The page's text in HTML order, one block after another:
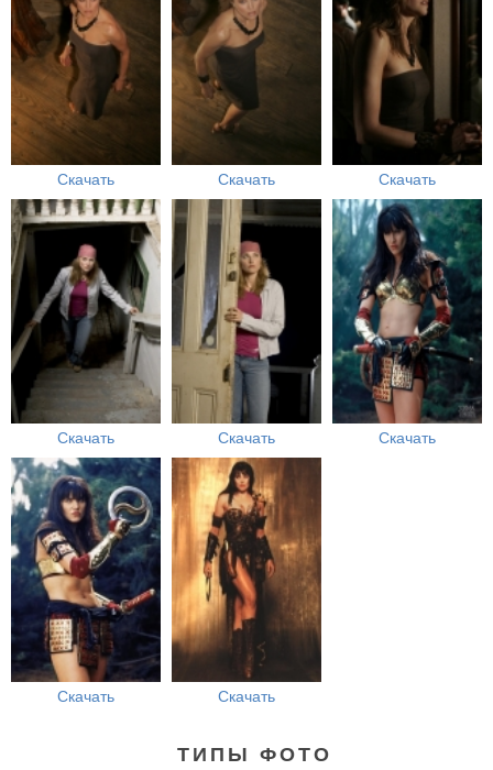
Скачать Скачать Скачать
Скачать Скачать Скачать
Скачать Скачать
ТИПЫ ФОТО